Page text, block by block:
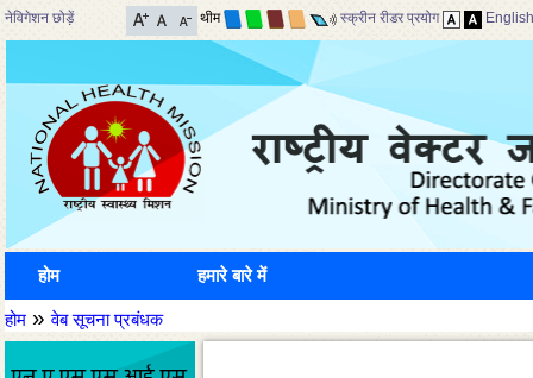
नेविगेशन छोड़ें थीम स्क्रीन रीडर प्रयोग English
होम हमारे बारे में
होम »वेब सूचना प्रबंधक